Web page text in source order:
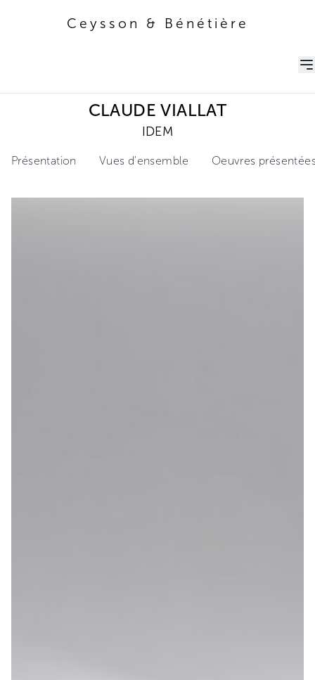
Ceysson & Bénétière
CLAUDE VIALLAT
IDEM
Présentation Vues d'ensemble Oeuvres